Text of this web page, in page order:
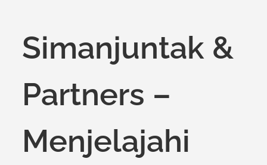
Simanjuntak &
Partners –
Menjelajahi